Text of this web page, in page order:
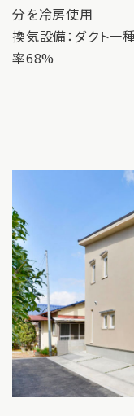
分を冷房使用
換気設備：ダクト
率68%